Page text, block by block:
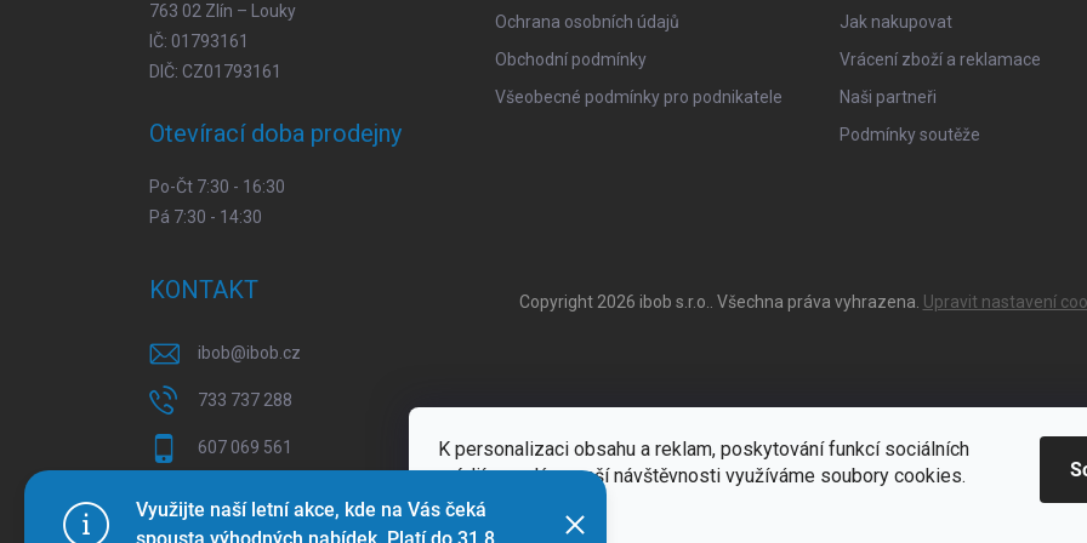
K personalizaci obsahu a reklam, poskytování funkcí sociálních
médií a analýze naší návštěvnosti využíváme soubory cookies.
Více informací
Využijte naší letní akce, kde na Vás čeká
763 02 Zlín – Louky
IČ: 01793161
DIČ: CZ01793161
Otevírací doba prodejny
Po-Čt 7:30 - 16:30
Pá 7:30 - 14:30
Ochrana osobních údajů
Obchodní podmínky
Všeobecné podmínky pro podnikatele
Jak nakupovat
Vrácení zboží a reklamace
Naši partneři
Podmínky soutěže
KONTAKT
ibob@ibob.cz
733 737 288
607 069 561
Copyright 2026 ibob s.r.o. . Všechna práva vyhrazena. Upravit nastavení